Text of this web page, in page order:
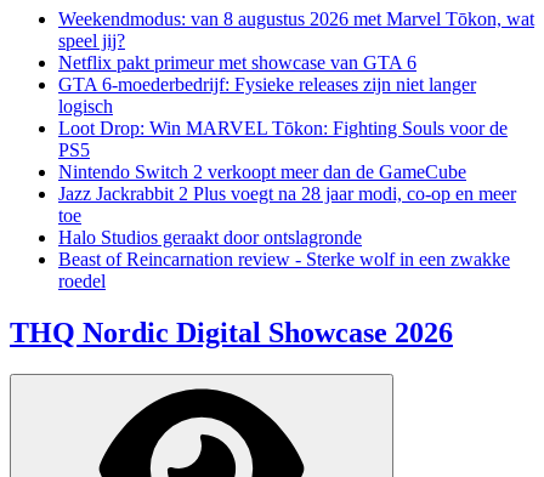
Weekendmodus: van 8 augustus 2026 met Marvel Tōkon, wat
speel jij?
Netflix pakt primeur met showcase van GTA 6
GTA 6-moederbedrijf: Fysieke releases zijn niet langer
logisch
Loot Drop: Win MARVEL Tōkon: Fighting Souls voor de
PS5
Nintendo Switch 2 verkoopt meer dan de GameCube
Jazz Jackrabbit 2 Plus voegt na 28 jaar modi, co-op en meer
toe
Halo Studios geraakt door ontslagronde
Beast of Reincarnation review - Sterke wolf in een zwakke
roedel
THQ Nordic Digital Showcase 2026